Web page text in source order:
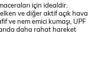
için idealdir.
ve diğer aktif açık hava
ve nem emici kumaşı, UPF
daha rahat hareket